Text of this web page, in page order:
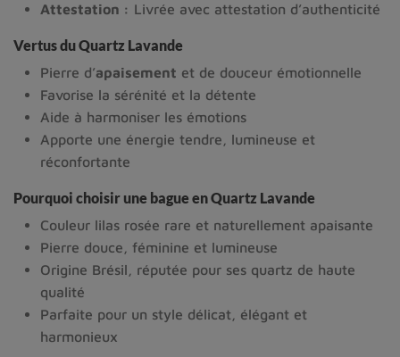
Attestation : Livrée avec attestation d’authenticité
Vertus du Quartz Lavande
Pierre d’apaisement et de douceur émotionnelle
Favorise la sérénité et la détente
Aide à harmoniser les émotions
Apporte une énergie tendre, lumineuse et
réconfortante
Pourquoi choisir une bague en Quartz Lavande
Couleur lilas rosée rare et naturellement apaisante
Pierre douce, féminine et lumineuse
Origine Brésil, réputée pour ses quartz de haute
qualité
Parfaite pour un style délicat, élégant et
harmonieux